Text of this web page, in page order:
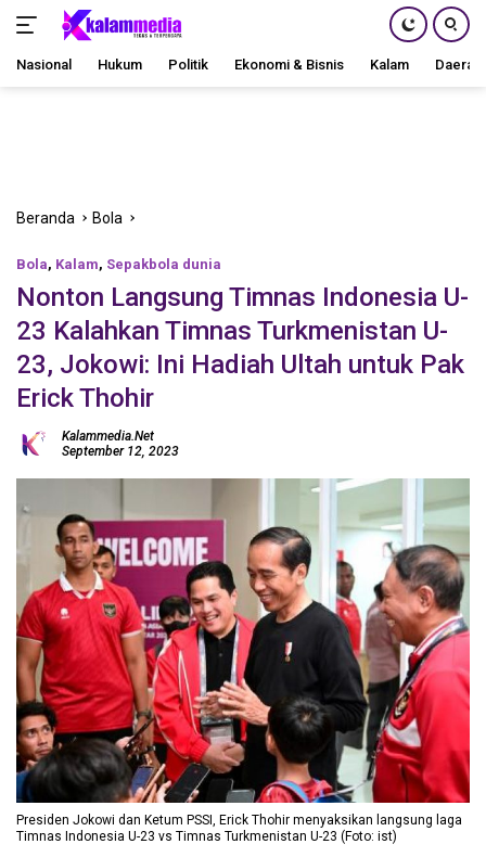
Nasional Hukum Politik Ekonomi & Bisnis Kalam Daerah
Beranda Bola
Bola, Kalam, Sepakbola dunia
Nonton Langsung Timnas Indonesia U-
23 Kalahkan Timnas Turkmenistan U-
23, Jokowi: Ini Hadiah Ultah untuk Pak
Erick Thohir
Kalammedia.net
September 12, 2023
Presiden Jokowi dan Ketum PSSI, Erick Thohir menyaksikan langsung laga
Timnas Indonesia U-23 vs Timnas Turkmenistan U-23 (Foto: ist)